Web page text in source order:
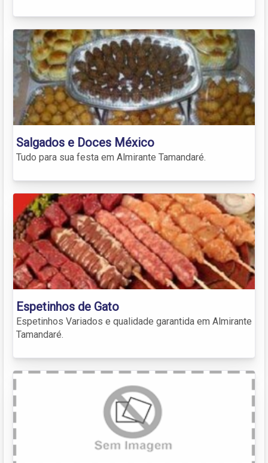
Salgados e Doces México
Tudo para sua festa em Almirante Tamandaré.
Espetinhos de Gato
Espetinhos Variados e qualidade garantida em Almirante
Tamandaré.